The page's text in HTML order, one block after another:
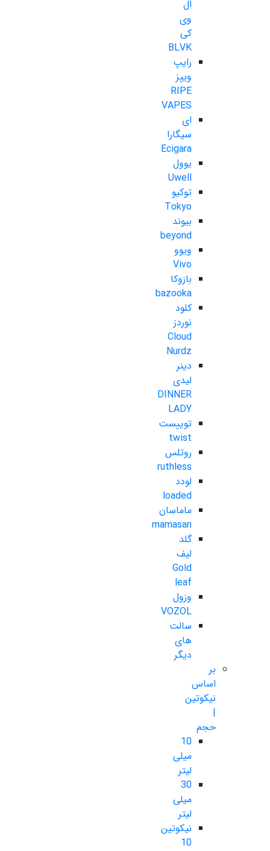
ال
وی
کی
BLVK
رایپ
ویپز
RIPE
VAPES
ای
سیگارا
Ecigara
یوول
Uwell
توکیو
Tokyo
بیوند
beyond
ویوو
Vivo
بازوکا
bazooka
کلود
نوردز
Cloud
Nurdz
دینر
لیدی
DINNER
LADY
توییست
twist
روتلس
ruthless
لودد
loaded
ماماسان
mamasan
گلد
لیف
Gold
leaf
وزول
VOZOL
سالت
های
دیگر
بر
اساس
نیکوتین
|
حجم
10
میلی
لیتر
30
میلی
لیتر
نیکوتین
10